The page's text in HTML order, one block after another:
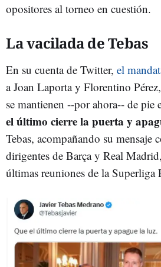
opositores al torneo en cuestión.
La vacilada de Tebas
En su cuenta de Twitter, el
a Joan Laporta y Florentino
se mantienen --por ahora-- de pie
el último cierre la puerta y
Tebas, acompañando su mensaje
dirigentes de Barça y Real
últimas reuniones de la Superliga